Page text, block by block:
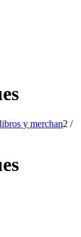
y merchan2 /